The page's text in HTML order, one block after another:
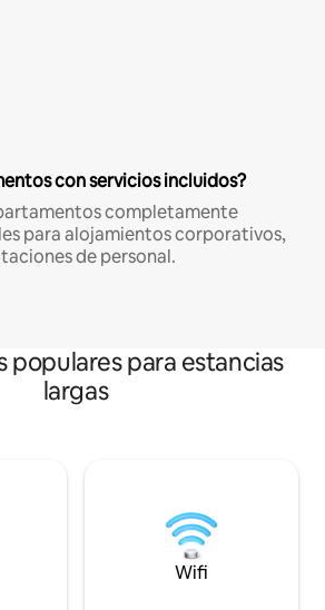
con servicios incluidos?
completamente
para alojamientos corporativos,
de personal.
populares para estancias
largas
Wifi